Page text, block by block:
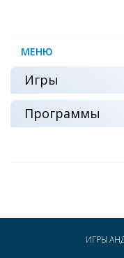
МЕНЮ
Игры
Программы
ИГРЫ